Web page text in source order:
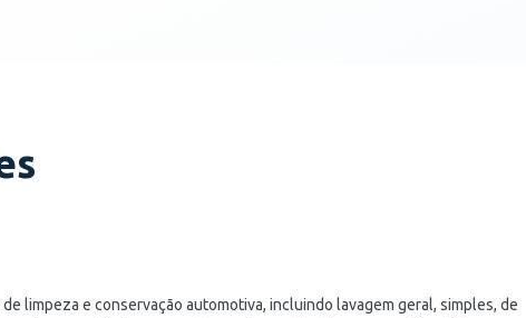
limpeza e conservação automotiva, incluindo lavagem geral, simples, de